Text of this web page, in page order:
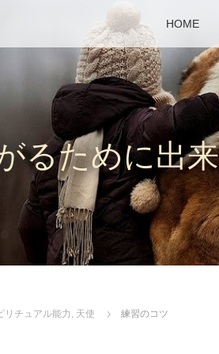
HOME
るために出
リチュアル能力 , 天使 練習のコツ